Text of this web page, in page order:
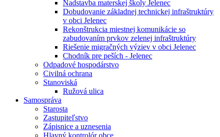
Nadstavba materskej školy Jelenec
Dobudovanie základnej technickej infraštruktúry
v obci Jelenec
Rekonštrukcia miestnej komunikácie so
zabudovaním prvkov zelenej infraštruktúry
Riešenie migračných výziev v obci Jelenec
Chodník pre peších - Jelenec
Odpadové hospodárstvo
Civilná ochrana
Stanoviská
Ružová ulica
Samospráva
Starosta
Zastupiteľstvo
Zápisnice a uznesenia
Hlavný kontrolór obce